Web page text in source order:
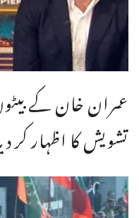
عمران خان کے
تشویش کا اظہار کر